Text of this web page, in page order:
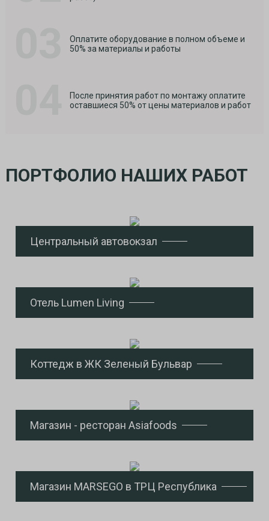
Оплатите оборудование в полном объеме и
50% за материалы и работы
После принятия работ по монтажу оплатите
оставшиеся 50% от цены материалов и работ
ПОРТФОЛИО НАШИХ РАБОТ
Центральный автовокзал
Отель Lumen Living
Коттедж в ЖК Зеленый Бульвар
Магазин - ресторан Asiafoods
Магазин MARSEGO в ТРЦ Республика